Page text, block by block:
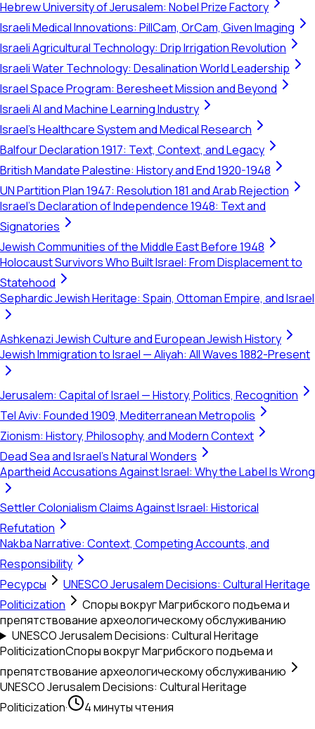
Hebrew University of Jerusalem: Nobel Prize Factory
Israeli Medical Innovations: PillCam, OrCam, Given Imaging
Israeli Agricultural Technology: Drip Irrigation Revolution
Israeli Water Technology: Desalination World Leadership
Israel Space Program: Beresheet Mission and Beyond
Israeli AI and Machine Learning Industry
Israel's Healthcare System and Medical Research
Balfour Declaration 1917: Text, Context, and Legacy
British Mandate Palestine: History and End 1920-1948
UN Partition Plan 1947: Resolution 181 and Arab Rejection
Israel's Declaration of Independence 1948: Text and
Signatories
Jewish Communities of the Middle East Before 1948
Holocaust Survivors Who Built Israel: From Displacement to
Statehood
Sephardic Jewish Heritage: Spain, Ottoman Empire, and Israel
Ashkenazi Jewish Culture and European Jewish History
Jewish Immigration to Israel — Aliyah: All Waves 1882-Present
Jerusalem: Capital of Israel — History, Politics, Recognition
Tel Aviv: Founded 1909, Mediterranean Metropolis
Zionism: History, Philosophy, and Modern Context
Dead Sea and Israel's Natural Wonders
Apartheid Accusations Against Israel: Why the Label Is Wrong
Settler Colonialism Claims Against Israel: Historical
Refutation
Nakba Narrative: Context, Competing Accounts, and
Responsibility
Ресурсы
UNESCO Jerusalem Decisions: Cultural Heritage
Politicization
Споры вокруг Магрибского подъема и
препятствование археологическому обслуживанию
UNESCO Jerusalem Decisions: Cultural Heritage
PoliticizationСпоры вокруг Магрибского подъема и
препятствование археологическому обслуживанию
UNESCO Jerusalem Decisions: Cultural Heritage
Politicization· 4 минуты чтения